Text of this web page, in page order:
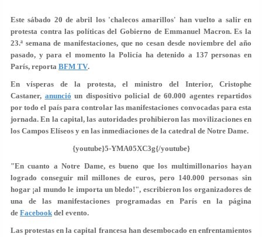
Este sábado 20 de abril los 'chalecos amarillos' han vuelto a salir en
protesta contra las políticas del Gobierno de Emmanuel Macron. Es la
23.ª semana de manifestaciones, que no cesan desde noviembre del año
pasado, y para el momento la Policía ha detenido a 137 personas en
París, reporta BFM TV.
En vísperas de la protesta, el ministro del Interior, Cristophe
Castaner, anunció un dispositivo policial de 60.000 agentes repartidos
por todo el país para controlar las manifestaciones convocadas para esta
jornada. En la capital, las autoridades prohibieron las movilizaciones en
los Campos Elíseos y en las inmediaciones de la catedral de Notre Dame.
{youtube}5-YMA05XC3g{/youtube}
"En cuanto a Notre Dame, es bueno que los multimillonarios hayan
logrado conseguir mil millones de euros, pero 140.000 personas sin
hogar ¡al mundo le importa un bledo!", escribieron los organizadores de
una de las manifestaciones programadas en París en la página
de Facebook del evento.
Las protestas en la capital francesa han desembocado en enfrentamientos